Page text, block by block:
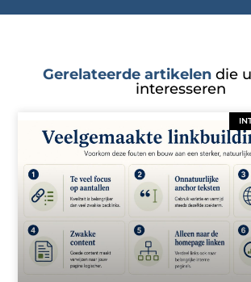
Gerelateerde artikelendie
interesseren